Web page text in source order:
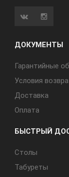
ДОКУМЕНТЫ
Гарантийные
Условия
Доставка
Оплата
БЫСТРЫЙ
Cтолы
Табуреты